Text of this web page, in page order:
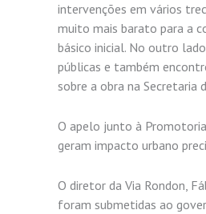
intervenções em vários
muito mais barato para a
básico inicial. No outro
públicas e também
sobre a obra na Secretaria
O apelo junto à
geram impacto urbano
O diretor da Via Rondon,
foram submetidas ao